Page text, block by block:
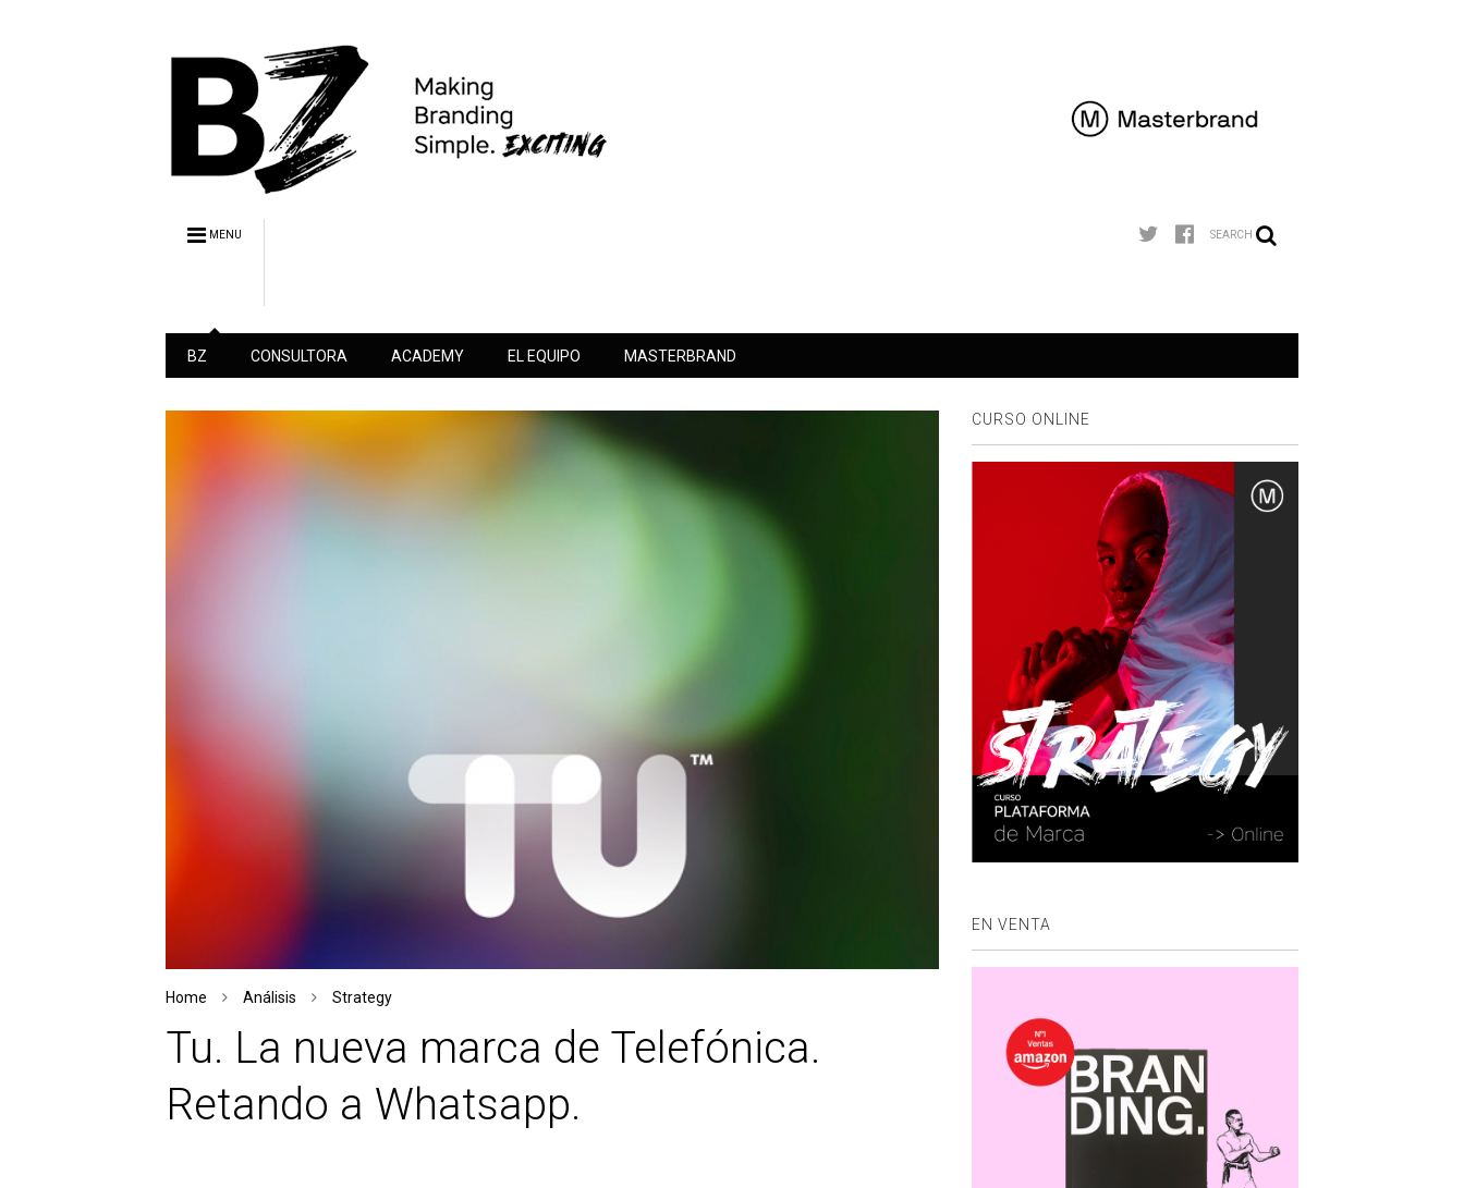
MENU SEARCH
BZ CONSULTORA ACADEMY EL EQUIPO MASTERBRAND
Home Análisis Strategy
Tu. La nueva marca de Telefónica.
Retando a Whatsapp.
CURSO ONLINE
EN VENTA